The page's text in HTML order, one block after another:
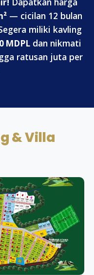
— cicilan 12 bulan
miliki kavling
MDPL dan nikmati
ratusan juta per
& Villa